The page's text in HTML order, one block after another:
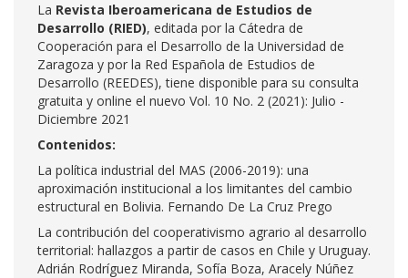
La Revista Iberoamericana de Estudios de
Desarrollo (RIED), editada por la Cátedra de
Cooperación para el Desarrollo de la Universidad de
Zaragoza y por la Red Española de Estudios de
Desarrollo (REEDES), tiene disponible para su consulta
gratuita y online el nuevo Vol. 10 No. 2 (2021): Julio -
Diciembre 2021
Contenidos:
La política industrial del MAS (2006-2019): una
aproximación institucional a los limitantes del cambio
estructural en Bolivia. Fernando De La Cruz Prego
La contribución del cooperativismo agrario al desarrollo
territorial: hallazgos a partir de casos en Chile y Uruguay.
Adrián Rodríguez Miranda, Sofía Boza, Aracely Núñez